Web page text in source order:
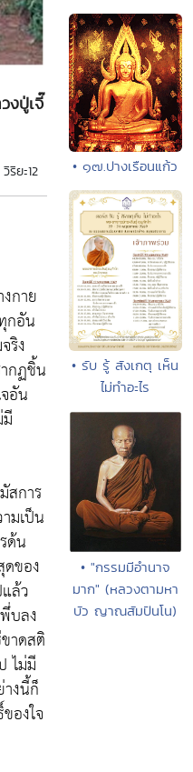
งปู่เจี๊
วิริยะ12
กาย
กอัน
ริง
กฏชิ้น
อัน
สการ
มเป็น
ด้น
ของ
ล้ว
บลง
าดสติ
ไม่มี
งนี้ก็
องใจ
• ๑๗.ปางเรือนแก้ว
• รับ รู้ สังเกตุ เห็น
ไม่ทำอะไร
• "กรรมมีอำนาจ
มาก" (หลวงตามหา
บัว ญาณสัมปันโน)